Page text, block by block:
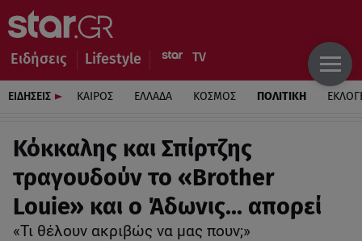
Ειδήσεις Lifestyle
ΕΙΔΗΣΕΙΣ ΚΑΙΡΟΣ ΕΛΛΑΔΑ ΚΟΣΜΟΣ ΠΟΛΙΤΙΚΗ
Κόκκαλης και Σπίρτζης
τραγουδούν το «Brother
Louie» και ο Άδωνις… απορεί
«Τι θέλουν ακριβώς να μας πουν;»